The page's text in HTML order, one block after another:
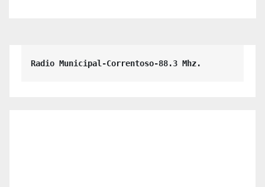
Radio Municipal-Correntoso-88.3 Mhz.